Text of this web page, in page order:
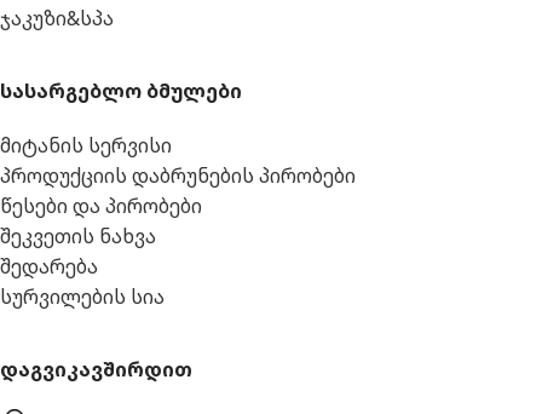
ჯაკუზი&სპა
სასარგებლო ბმულები
მიტანის სერვისი
პროდუქციის დაბრუნების პირობები
წესები და პირობები
შეკვეთის ნახვა
შედარება
სურვილების სია
დაგვიკავშირდით